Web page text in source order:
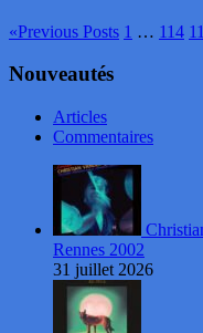
«Previous Posts 1 … 114
Nouveautés
Articles
Commentaires
Rennes 2002
31 juillet 2026